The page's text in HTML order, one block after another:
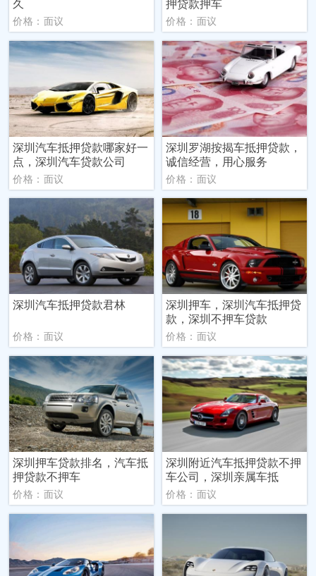
久
价格：面议
押贷款押车
价格：面议
深圳汽车抵押贷款哪家好一
点，深圳汽车贷款公司
价格：面议
深圳罗湖按揭车抵押贷款，
诚信经营，用心服务
价格：面议
深圳汽车抵押贷款君林
价格：面议
深圳押车，深圳汽车抵押贷
款，深圳不押车贷款
价格：面议
深圳押车贷款排名，汽车抵
押贷款不押车
价格：面议
深圳附近汽车抵押贷款不押
车公司，深圳亲属车抵
价格：面议